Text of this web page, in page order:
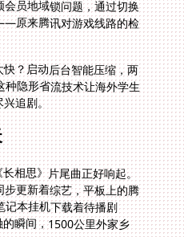
？启动后台智能压缩，两
隐形省流技术让海外学生
兴追剧。
相思》片尾曲正好响起。
更新着综艺，平板上的腾
记本挂机下载着待播剧
的瞬间，1500公里外家乡